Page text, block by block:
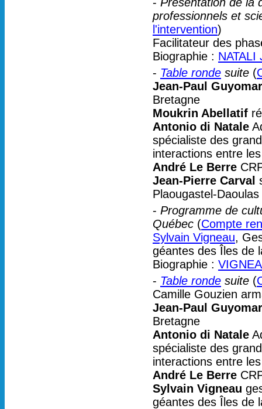
professionnels et
l'intervention)
Facilitateur des
Biographie : NATALI
- Table ronde suite (
Jean-Paul
Bretagne
Moukrin Abellatif
Antonio di Natale
spécialiste des
interactions entre
André Le Berre
Jean-Pierre Carval
Plaougastel-Daoulas
- Programme de
Québec (Compte
Sylvain Vigneau,
géantes des Îles de
Biographie :
- Table ronde suite (
Camille Gouzien
Jean-Paul
Bretagne
Antonio di Natale
spécialiste des
interactions entre
André Le Berre
Sylvain Vigneau
géantes des Îles de